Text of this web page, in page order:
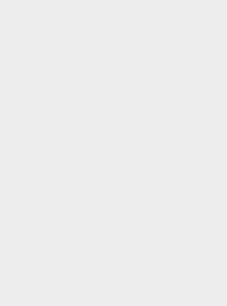
dieses schöne
dieses Ausmalbild